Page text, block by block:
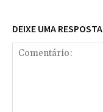
DEIXE UMA RESPOSTA